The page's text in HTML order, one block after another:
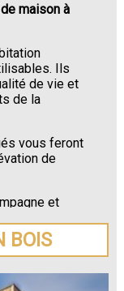
maison à
Ils
de vie et
de la
vous feront
de
et
BOIS